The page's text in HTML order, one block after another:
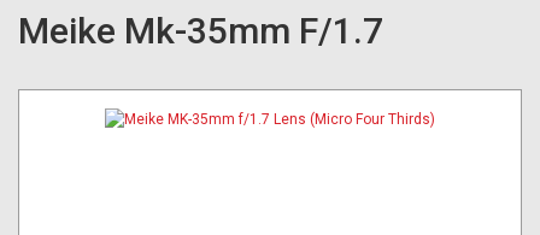
Başla
Meike Mk-35mm F/1.7